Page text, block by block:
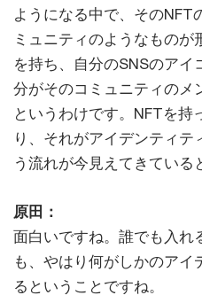
ようになる中で、そのNFT
ミュニティのようなもの
を持ち、自分のSNSのアイ
分がそのコミュニティのメ
というわけです。NFTを持
り、それがアイデンティ
う流れが今見えてきている
原田：
面白いですね。誰でも入れ
も、やはり何がしかのア
るということですね。